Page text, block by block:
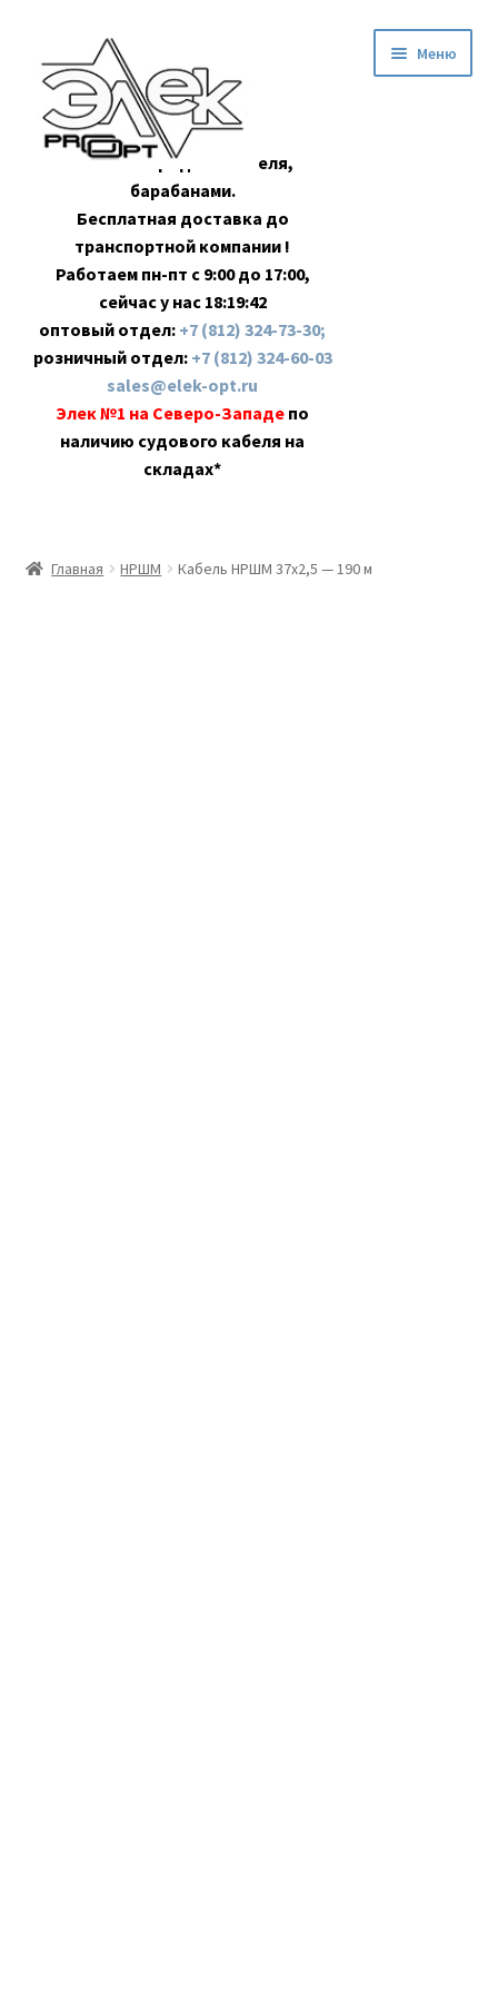
навигации
содержимому
Оптовая продажа кабеля,
барабанами.
Бесплатная доставка до
транспортной компании !
Работаем пн-пт с 9:00 до 17:00,
сейчас у нас 18:19:43
оптовый отдел: +7 (812) 324-73-30;
розничный отдел: +7 (812) 324-60-03
sales@elek-opt.ru
Элек №1 на Северо-Западе по
наличию судового кабеля на
складах*
Меню
Главная НРШМ Кабель НРШМ 37х2,5 — 190 м